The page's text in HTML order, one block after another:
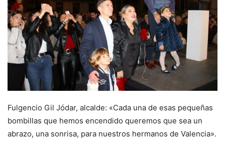
Fulgencio Gil Jódar, alcalde: «Cada una de esas pequeñas
bombillas que hemos encendido queremos que sea un
abrazo, una sonrisa, para nuestros hermanos de Valencia».